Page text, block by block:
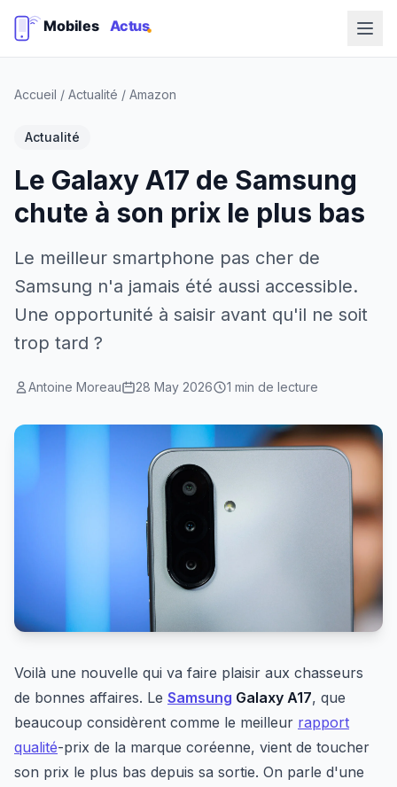
Accueil / Actualité / Amazon
Actualité
Le Galaxy A17 de Samsung
chute à son prix le plus bas
Le meilleur smartphone pas cher de
Samsung n'a jamais été aussi accessible.
Une opportunité à saisir avant qu'il ne soit
trop tard ?
Antoine Moreau 28 May 2026 1 min de lecture
Voilà une nouvelle qui va faire plaisir aux chasseurs
de bonnes affaires. Le Samsung Galaxy A17, que
beaucoup considèrent comme le meilleur rapport
qualité-prix de la marque coréenne, vient de toucher
son prix le plus bas depuis sa sortie. On parle d'une